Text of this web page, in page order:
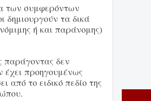
των συμφερόντων
δημιουργούν τα δικά
ή και παράνομης)
παράγοντας δεν
έχει προηγουμένως
από το ειδικό πεδίο της